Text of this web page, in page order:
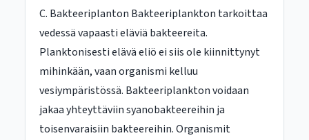
C. Bakteeriplanton Bakteeriplankton tarkoittaa
vedessä vapaasti eläviä bakteereita.
Planktonisesti elävä eliö ei siis ole kiinnittynyt
mihinkään, vaan organismi kelluu
vesiympäristössä. Bakteeriplankton voidaan
jakaa yhteyttäviin syanobakteereihin ja
toisenvaraisiin bakteereihin. Organismit